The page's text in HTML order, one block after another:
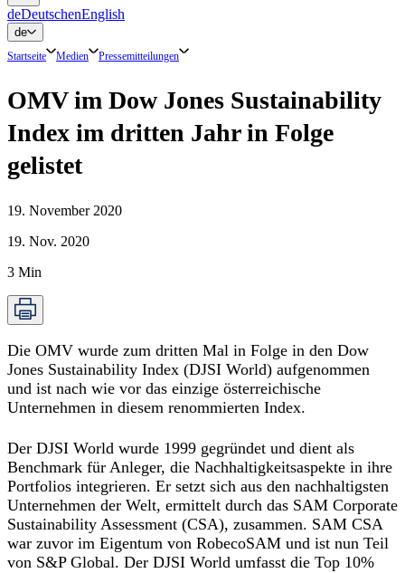
deDeutschenEnglish
de
Startseite Medien Pressemitteilungen
OMV im Dow Jones Sustainability
Index im dritten Jahr in Folge
gelistet
19. November 2020
19. Nov. 2020
3 Min
Die OMV wurde zum dritten Mal in Folge in den Dow
Jones Sustainability Index (DJSI World) aufgenommen
und ist nach wie vor das einzige österreichische
Unternehmen in diesem renommierten Index.
Der DJSI World wurde 1999 gegründet und dient als
Benchmark für Anleger, die Nachhaltigkeitsaspekte in ihre
Portfolios integrieren. Er setzt sich aus den nachhaltigsten
Unternehmen der Welt, ermittelt durch das SAM Corporate
Sustainability Assessment (CSA), zusammen. SAM CSA
war zuvor im Eigentum von RobecoSAM und ist nun Teil
von S&P Global. Der DJSI World umfasst die Top 10%